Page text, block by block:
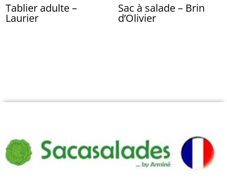
Tablier adulte –
Laurier
Sac à salade – Brin
d’Olivier